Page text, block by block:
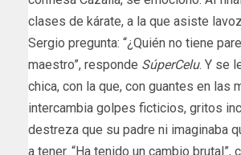
clases de kárate, a la que asiste
Sergio pregunta: “¿Quién no tiene
maestro”, responde SúperCelu. Y se
chica, con la que, con guantes en las
intercambia golpes ficticios, gritos
destreza que su padre ni imaginaba
a tener. “Ha tenido un cambio brutal”,